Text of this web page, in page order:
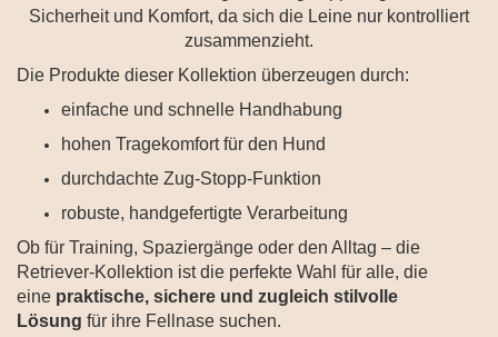
Sicherheit und Komfort, da sich die Leine nur kontrolliert
zusammenzieht.
Die Produkte dieser Kollektion überzeugen durch:
einfache und schnelle Handhabung
hohen Tragekomfort für den Hund
durchdachte Zug-Stopp-Funktion
robuste, handgefertigte Verarbeitung
Ob für Training, Spaziergänge oder den Alltag – die
Retriever-Kollektion ist die perfekte Wahl für alle, die
eine praktische, sichere und zugleich stilvolle
Lösung für ihre Fellnase suchen.